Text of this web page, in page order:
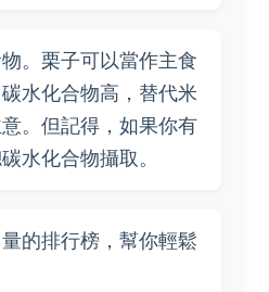
。栗子可以當作主食
水化合物高，替代米
。但記得，如果你有
水化合物攝取。
的排行榜，幫你輕鬆